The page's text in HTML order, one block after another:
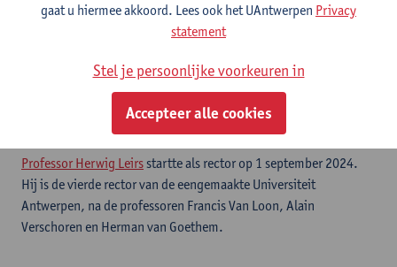
De rector
De Raad van Bestuur benoemt de rector voor een termijn van vier
jaar. De rector wordt geselecteerd uit een lijst voorgedragen door
een kiescollege samengesteld uit leden van alle geledingen van
Professor Herwig Leirsstartte als rector op 1 september 2024.
Hij is de vierde rector van de eengemaakte Universiteit
Antwerpen, na de professoren Francis Van Loon, Alain
Verschoren en Herman van Goethem.
gaat u hiermee akkoord. Lees ook het UAntwerpen Privacy
statement
Stel je persoonlijke voorkeuren in
Accepteer alle cookies